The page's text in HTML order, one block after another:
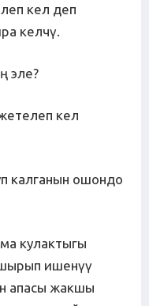
кел деп
келчү.
эле?
кел
калганын ошондо
кулактыгы
ишенүү
апасы жакшы